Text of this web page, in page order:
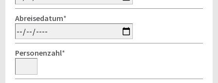
Abreisedatum*
Personenzahl*